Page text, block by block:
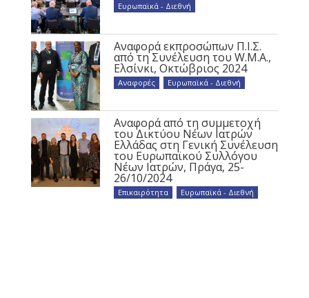
Ευρωπαϊκά - Διεθνή
Αναφορά εκπροσώπων Π.Ι.Σ.
από τη Συνέλευση του W.M.A.,
Ελσίνκι, Οκτώβριος 2024
Αναφορές Ευρωπαϊκά - Διεθνή
Αναφορά από τη συμμετοχή
του Δικτύου Νέων Ιατρών
Ελλάδας στη Γενική Συνέλευση
του Ευρωπαϊκού Συλλόγου
Νέων Ιατρών, Πράγα, 25-
26/10/2024
Επικαιρότητα Ευρωπαϊκά - Διεθνή